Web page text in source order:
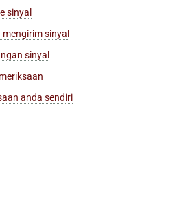
sinyal
sinyal
sinyal
anda sendiri